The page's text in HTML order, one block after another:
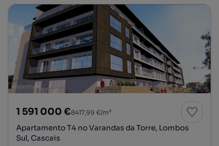
1 591 000 €8417,99 €/m²
Apartamento T4 no Varandas da Torre, Lombos
Sul, Cascais